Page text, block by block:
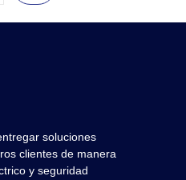
soluciones
clientes de manera
y seguridad